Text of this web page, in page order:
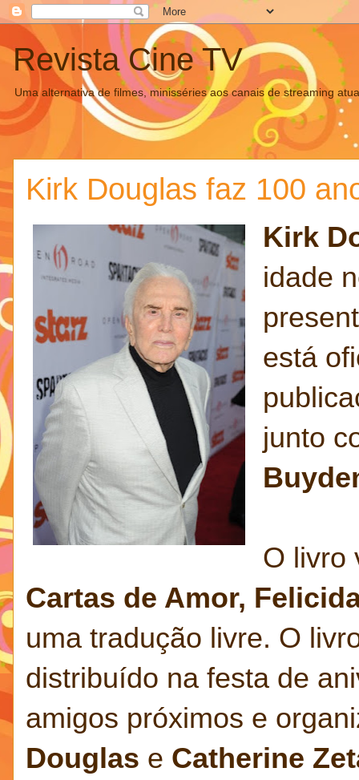
Revista Cine TV
Uma alternativa de filmes, minisséries aos canais de streaming
Kirk Douglas faz 100
Kirk
idade
está
junto
O livro
Cartas de Amor,
uma tradução livre. O
distribuído na festa de
amigos próximos e
Douglas e Catherine